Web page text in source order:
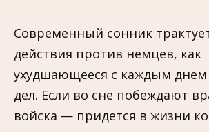
Современный сонник
действия против немцев, как
ухудшающееся с каждым
дел. Если во сне побеждают
войска — придeтся в жизни